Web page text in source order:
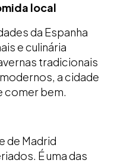
local
da Espanha
e culinária
tradicionais
a cidade
comer bem.
de Madrid
É uma das